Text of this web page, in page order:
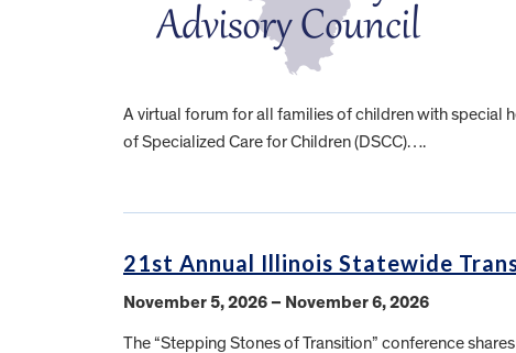
A virtual forum for all families of children with special
of Specialized Care for Children (DSCC)….
21st Annual Illinois Statewide
November 5, 2026 – November 6, 2026
The “Stepping Stones of Transition” conference